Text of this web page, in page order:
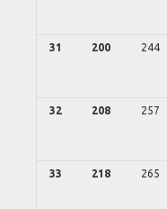
31 200 244
32 208 257
33 218 265